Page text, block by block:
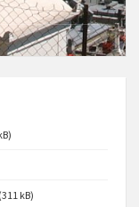
(311 kB)